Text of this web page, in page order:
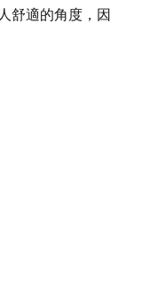
舒適的角度，因